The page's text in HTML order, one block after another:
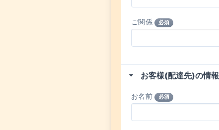
ご関係 必須
お客様(配達先)の情報
お名前 必須